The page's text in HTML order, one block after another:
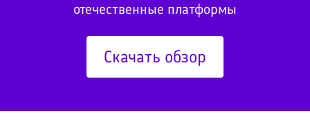
отечественные платформы
Скачать обзор